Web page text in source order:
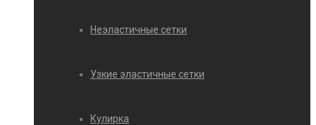
Неэластичные сетки
Узкие эластичные сетки
Кулирка